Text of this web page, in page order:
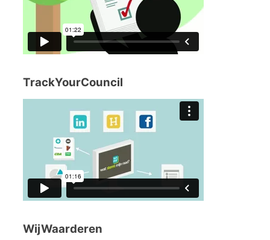
TrackYourCouncil
WijWaarderen